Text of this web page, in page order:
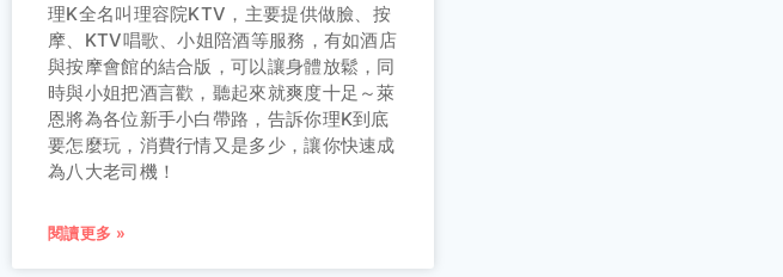
理K全名叫理容院KTV，主要提供做臉、按
摩、KTV唱歌、小姐陪酒等服務，有如酒店
與按摩會館的結合版，可以讓身體放鬆，同
時與小姐把酒言歡，聽起來就爽度十足～萊
恩將為各位新手小白帶路，告訴你理K到底
要怎麼玩，消費行情又是多少，讓你快速成
為八大老司機！
閱讀更多 »